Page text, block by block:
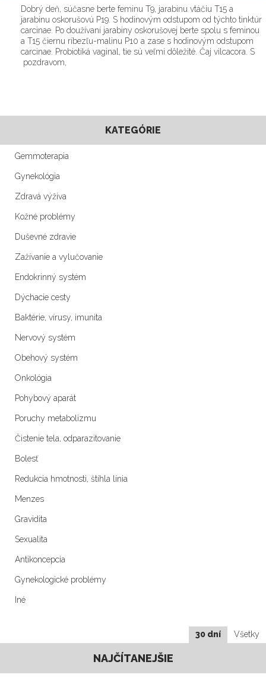
Dobrý deň, súčasne berte feminu T9, jarabinu vtáčiu T15 a
jarabinu oskorušovú P19. S hodinovým odstupom od týchto tinktúr
carcinae. Po doužívaní jarabiny oskorušovej berte spolu s feminou
a T15 čiernu ríbezľu-malinu P10 a zase s hodinovým odstupom
carcinae. Probiotiká vaginal, tie sú veľmi dôležité. Čaj vilcacora. S
pozdravom,
KATEGÓRIE
Gemmoterapia
Gynekológia
Zdravá výživa
Kožné problémy
Duševné zdravie
Zažívanie a vylučovanie
Endokrinný systém
Dýchacie cesty
Baktérie, vírusy, imunita
Nervový systém
Obehový systém
Onkológia
Pohybový aparát
Poruchy metabolizmu
Čistenie tela, odparazitovanie
Bolesť
Redukcia hmotnosti, štíhla línia
Menzes
Gravidita
Sexualita
Antikoncepcia
Gynekologické problémy
Iné
30 dní Všetky
NAJČÍTANEJŠIE